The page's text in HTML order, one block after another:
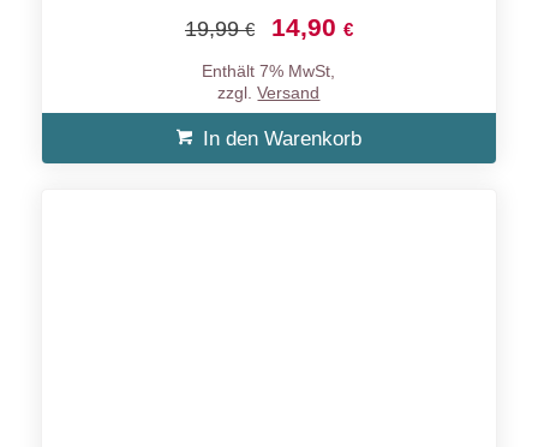
19,99€
Ursprünglicher
war:
19,99 €
14,90 €Aktueller
14,90 €.
Enthält 7% MwSt,
zzgl.Versand
In den Warenkorb